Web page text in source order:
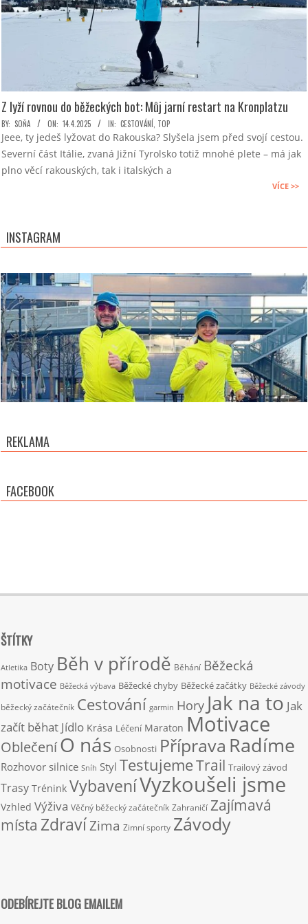
Z lyží rovnou do běžeckých bot: Můj jarní restart na Kronplatzu
2025-
04-
14
BY: SOŇA ON: 14.4.2025 IN: CESTOVÁNÍ TOP
Jeee, ty jedeš lyžovat do Rakouska? Slyšela jsem před svojí cestou.
Severní část Itálie, zvaná Jižní Tyrolsko totiž mnohé plete – má jak
plno věcí rakouských, tak i italských a
VÍCE >>
INSTAGRAM
REKLAMA
FACEBOOK
ŠTÍTKY
Atletika Boty Běh v přírodě Běhání Běžecká
motivace Běžecká výbava Běžecké chyby Běžecké začátky Běžecké závody
běžecký začátečník Cestování garmin Hory Jak na to Jak
začít běhat Jídlo Krása Léčení Maraton Motivace
OblečeníO nás Osobnosti Příprava Radíme
Rozhovor silnice Sníh Styl TestujemeTrail Trailový závod
Trasy Trénink VybaveníVyzkoušeli jsme
Vzhled Výživa Věčný běžecký začátečník Zahraničí Zajímavá
místa ZdravíZima Zimní sporty Závody
ODEBÍREJTE BLOG EMAILEM